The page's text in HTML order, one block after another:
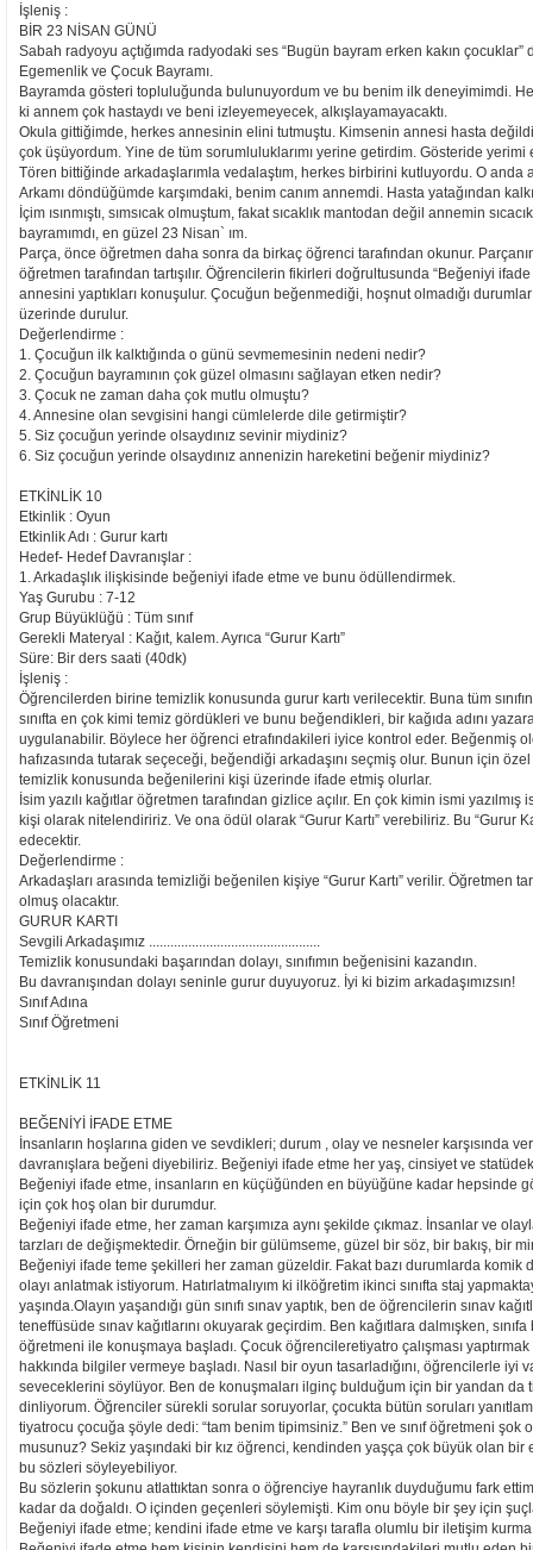
İşleniş :
BİR 23 NİSAN GÜNÜ
Sabah radyoyu açtığımda radyodaki ses “Bugün bayram erken kakın
Egemenlik ve Çocuk Bayramı.
Bayramda gösteri topluluğunda bulunuyordum ve bu benim ilk deneyimimdi.
ki annem çok hastaydı ve beni izleyemeyecek, alkışlayamayacaktı.
Okula gittiğimde, herkes annesinin elini tutmuştu. Kimsenin annesi hasta
çok üşüyordum. Yine de tüm sorumluluklarımı yerine getirdim. Gösteride yerimi
Tören bittiğinde arkadaşlarımla vedalaştım, herkes birbirini kutluyordu. O anda
Arkamı döndüğümde karşımdaki, benim canım annemdi. Hasta yatağından
İçim ısınmıştı, sımsıcak olmuştum, fakat sıcaklık mantodan değil annemin
bayramımdı, en güzel 23 Nisan` ım.
Parça, önce öğretmen daha sonra da birkaç öğrenci tarafından okunur.
öğretmen tarafından tartışılır. Öğrencilerin fikirleri doğrultusunda “Beğeniyi
annesini yaptıkları konuşulur. Çocuğun beğenmediği, hoşnut olmadığı
üzerinde durulur.
Değerlendirme :
1. Çocuğun ilk kalktığında o günü sevmemesinin nedeni nedir?
2. Çocuğun bayramının çok güzel olmasını sağlayan etken nedir?
3. Çocuk ne zaman daha çok mutlu olmuştu?
4. Annesine olan sevgisini hangi cümlelerde dile getirmiştir?
5. Siz çocuğun yerinde olsaydınız sevinir miydiniz?
6. Siz çocuğun yerinde olsaydınız annenizin hareketini beğenir miydiniz?
ETKİNLİK 10
Etkinlik : Oyun
Etkinlik Adı : Gurur kartı
Hedef- Hedef Davranışlar :
1. Arkadaşlık ilişkisinde beğeniyi ifade etme ve bunu ödüllendirmek.
Yaş Gurubu : 7-12
Grup Büyüklüğü : Tüm sınıf
Gerekli Materyal : Kağıt, kalem. Ayrıca “Gurur Kartı”
Süre: Bir ders saati (40dk)
İşleniş :
Öğrencilerden birine temizlik konusunda gurur kartı verilecektir. Buna tüm
sınıfta en çok kimi temiz gördükleri ve bunu beğendikleri, bir kağıda adını
uygulanabilir. Böylece her öğrenci etrafındakileri iyice kontrol eder. Beğenmiş
hafızasında tutarak seçeceği, beğendiği arkadaşını seçmiş olur. Bunun için
temizlik konusunda beğenilerini kişi üzerinde ifade etmiş olurlar.
İsim yazılı kağıtlar öğretmen tarafından gizlice açılır. En çok kimin ismi
kişi olarak nitelendiririz. Ve ona ödül olarak “Gurur Kartı” verebiliriz. Bu “Gurur
edecektir.
Değerlendirme :
Arkadaşları arasında temizliği beğenilen kişiye “Gurur Kartı” verilir. Öğretmen
olmuş olacaktır.
GURUR KARTI
Sevgili Arkadaşımız ................................................
Temizlik konusundaki başarından dolayı, sınıfımın beğenisini kazandın.
Bu davranışından dolayı seninle gurur duyuyoruz. İyi ki bizim arkadaşımızsın!
Sınıf Adına
Sınıf Öğretmeni
ETKİNLİK 11
BEĞENİYİ İFADE ETME
İnsanların hoşlarına giden ve sevdikleri; durum , olay ve nesneler karşısında
davranışlara beğeni diyebiliriz. Beğeniyi ifade etme her yaş, cinsiyet ve
Beğeniyi ifade etme, insanların en küçüğünden en büyüğüne kadar hepsinde
için çok hoş olan bir durumdur.
Beğeniyi ifade etme, her zaman karşımıza aynı şekilde çıkmaz. İnsanlar ve
tarzları de değişmektedir. Örneğin bir gülümseme, güzel bir söz, bir bakış, bir
Beğeniyi ifade teme şekilleri her zaman güzeldir. Fakat bazı durumlarda komik
olayı anlatmak istiyorum. Hatırlatmalıyım ki ilköğretim ikinci sınıfta staj
yaşında.Olayın yaşandığı gün sınıfı sınav yaptık, ben de öğrencilerin sınav
teneffüsüde sınav kağıtlarını okuyarak geçirdim. Ben kağıtlara dalmışken,
öğretmeni ile konuşmaya başladı. Çocuk öğrencileretiyatro çalışması
hakkında bilgiler vermeye başladı. Nasıl bir oyun tasarladığını, öğrencilerle iyi
seveceklerini söylüyor. Ben de konuşmaları ilginç bulduğum için bir yandan da
dinliyorum. Öğrenciler sürekli sorular soruyorlar, çocukta bütün soruları
tiyatrocu çocuğa şöyle dedi: “tam benim tipimsiniz.” Ben ve sınıf öğretmeni şok
musunuz? Sekiz yaşındaki bir kız öğrenci, kendinden yaşça çok büyük olan bir
bu sözleri söyleyebiliyor.
Bu sözlerin şokunu atlattıktan sonra o öğrenciye hayranlık duyduğumu fark ettim.
kadar da doğaldı. O içinden geçenleri söylemişti. Kim onu böyle bir şey için
Beğeniyi ifade etme; kendini ifade etme ve karşı tarafla olumlu bir iletişim kurma